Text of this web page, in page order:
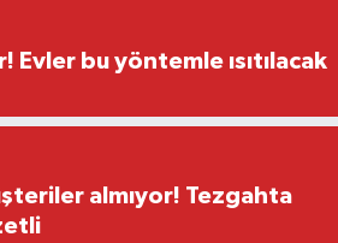
bu yöntemle ısıtılacak
almıyor! Tezgahta